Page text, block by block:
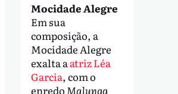
Mocidade Alegre
Em sua
composição, a
Mocidade Alegre
exalta aatriz Léa
Garcia, com o
enredoMalunga